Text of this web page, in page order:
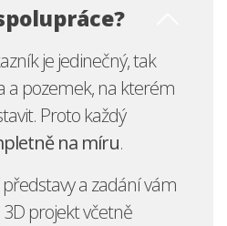
je jedinečný, tak
a pozemek, na kterém
Proto každý
na míru.
a zadání vám
projekt včetně